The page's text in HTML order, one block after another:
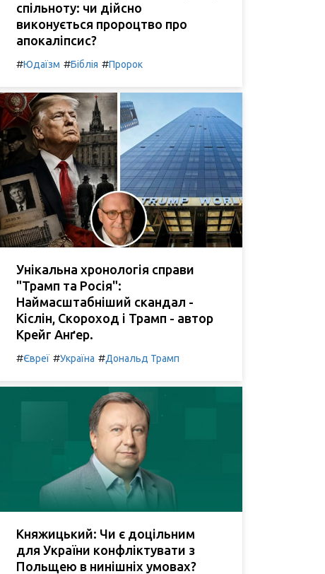
спільноту: чи дійсно
виконується пророцтво про
апокаліпсис?
#Юдаїзм #Біблія #Пророк
Унікальна хронологія справи
"Трамп та Росія":
Наймасштабніший скандал -
Кіслін, Скороход і Трамп - автор
Крейг Анґер.
#Євреї #Україна #Дональд Трамп
Княжицький: Чи є доцільним
для України конфліктувати з
Польщею в нинішніх умовах?